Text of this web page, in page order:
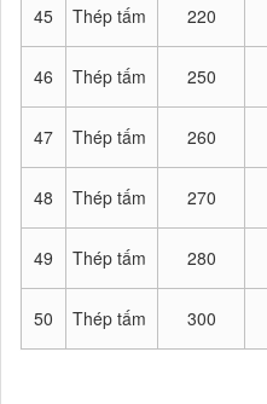
45 Thép tấm 220
46 Thép tấm 250
47 Thép tấm 260
48 Thép tấm 270
49 Thép tấm 280
50 Thép tấm 300